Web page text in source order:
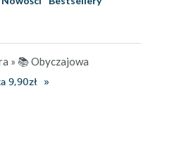
» 📚 Obyczajowa
9,90zł